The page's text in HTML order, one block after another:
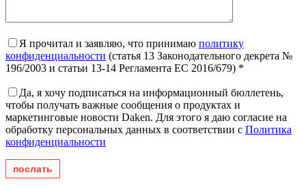
Я прочитал и заявляю, что принимаю политику
конфиденциальности (статья 13 Законодательного декрета №
196/2003 и статьи 13-14 Регламента ЕС 2016/679) *
Да, я хочу подписаться на информационный бюллетень,
чтобы получать важные сообщения о продуктах и ​​
маркетинговые новости Daken. Для этого я даю согласие на
обработку персональных данных в соответствии с Политика
конфиденциальности